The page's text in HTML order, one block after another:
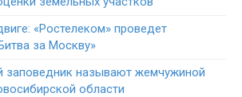
«Ростелеком» проведет
за Москву»
заповедник называют жемчужиной
области